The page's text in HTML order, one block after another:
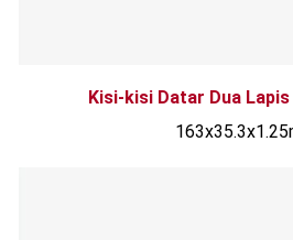
Kisi-kisi Datar Dua Lapis